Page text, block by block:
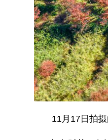
11月17日拍摄的